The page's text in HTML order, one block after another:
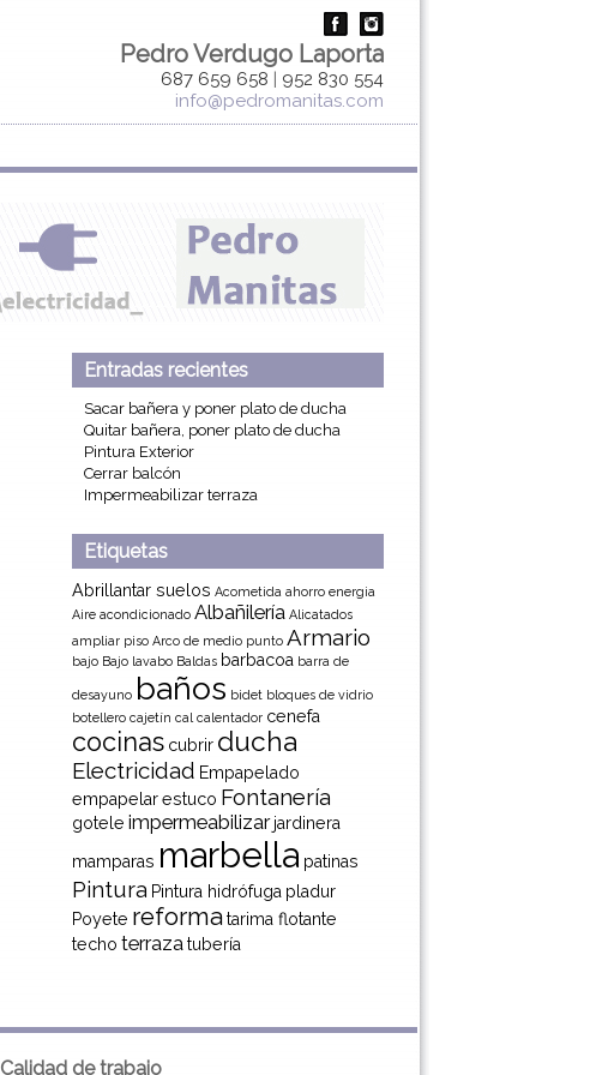
Pedro Verdugo Laporta
687 659 658 | 952 830 554
info@pedromanitas.com
Entradas recientes
Sacar bañera y poner plato de ducha
Quitar bañera, poner plato de ducha
Pintura Exterior
Cerrar balcón
Impermeabilizar terraza
Etiquetas
Abrillantar suelos Acometida ahorro energia
Aire acondicionado Albañilería Alicatados
ampliar piso Arco de medio punto Armario
bajo Bajo lavabo Baldas barbacoa barra de
desayuno baños bidet bloques de vidrio
botellero cajetín cal calentador cenefa
cocinas cubrir ducha
Electricidad Empapelado
empapelarestuco Fontanería
gotele impermeabilizar jardinera
mamparas marbella patinas
Pintura Pintura hidrófuga pladur
Poyete reformatarima flotante
techo terrazatubería
Calidad de trabajo